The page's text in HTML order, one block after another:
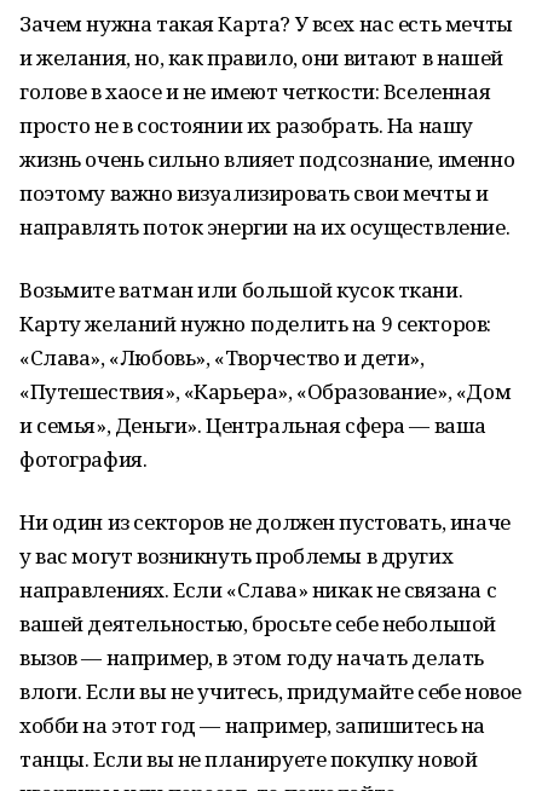
Зачем нужна такая Карта? У всех нас есть мечты
и желания, но, как правило, они витают в нашей
голове в хаосе и не имеют четкости: Вселенная
просто не в состоянии их разобрать. На нашу
жизнь очень сильно влияет подсознание, именно
поэтому важно визуализировать свои мечты и
направлять поток энергии на их осуществление.
Возьмите ватман или большой кусок ткани.
Карту желаний нужно поделить на 9 секторов:
«Слава», «Любовь», «Творчество и дети»,
«Путешествия», «Карьера», «Образование», «Дом
и семья», Деньги». Центральная сфера — ваша
фотография.
Ни один из секторов не должен пустовать, иначе
у вас могут возникнуть проблемы в других
направлениях. Если «Слава» никак не связана с
вашей деятельностью, бросьте себе небольшой
вызов — например, в этом году начать делать
влоги. Если вы не учитесь, придумайте себе новое
хобби на этот год — например, запишитесь на
танцы. Если вы не планируете покупку новой